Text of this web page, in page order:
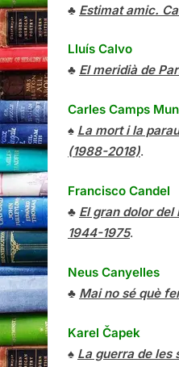
♣ Estimat amic.
Lluís Calvo
♣ El meridià de
Carles Camps
♠ La mort i la
(1988-2018).
Francisco Candel
♣ El gran dolor del
1944-1975.
Neus Canyelles
♣ Mai no sé què
Karel Čapek
♠ La guerra de les